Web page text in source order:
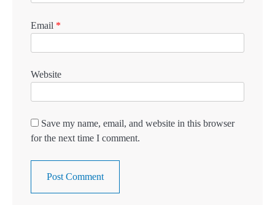
Email *
Website
Save my name, email, and website in this browser
for the next time I comment.